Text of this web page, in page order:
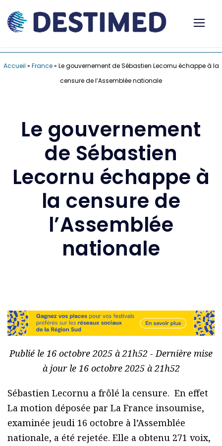
Accueil » France» Le gouvernement de Sébastien Lecornu échappe à la
censure de l’Assemblée nationale
Le gouvernement
de Sébastien
Lecornu échappe à
la censure de
l’Assemblée
nationale
Publié le 16 octobre 2025 à 21h52 - Dernière mise
à jour le 16 octobre 2025 à 21h52
Sébastien Lecornu a frôlé la censure. En effet
La motion déposée par La France insoumise,
examinée jeudi 16 octobre à l’Assemblée
nationale, a été rejetée. Elle a obtenu 271 voix,